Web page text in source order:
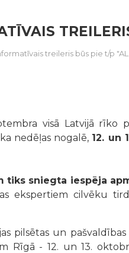
treileris būs pie t/p
visā Latvijā
nedēļas nogalē, 12. un
tiks sniegta iespēja
ekspertiem cilvēku
pilsētas un
Rīgā - 12. un 13.